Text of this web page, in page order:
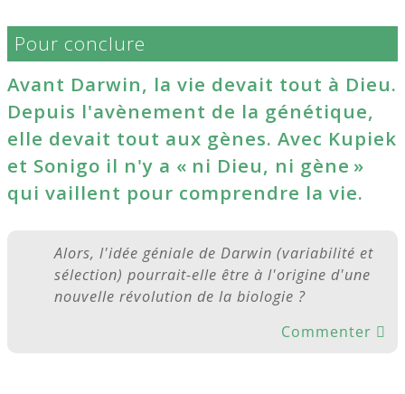
Pour conclure
Avant Darwin, la vie devait tout à Dieu.
Depuis l'avènement de la génétique,
elle devait tout aux gènes. Avec Kupiek
et Sonigo il n'y a « ni Dieu, ni gène »
qui vaillent pour comprendre la vie.
Alors, l'idée géniale de Darwin (variabilité et
sélection) pourrait-elle être à l'origine d'une
nouvelle révolution de la biologie ?
Commenter